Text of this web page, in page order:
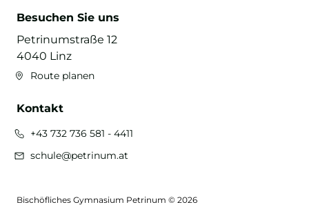
Besuchen Sie uns
Petrinumstraße 12
4040 Linz
Route planen
Kontakt
+43 732 736 581 - 4411
schule@petrinum.at
Bischöfliches Gymnasium Petrinum © 2026